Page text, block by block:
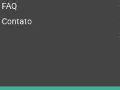
FAQ
Contato